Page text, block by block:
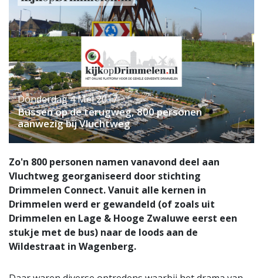
Donderdag 4 Mei 2017
Bussen op de terugweg, 800 personen
aanwezig bij Vluchtweg
Zo'n 800 personen namen vanavond deel aan
Vluchtweg georganiseerd door stichting
Drimmelen Connect. Vanuit alle kernen in
Drimmelen werd er gewandeld (of zoals uit
Drimmelen en Lage & Hooge Zwaluwe eerst een
stukje met de bus) naar de loods aan de
Wildestraat in Wagenberg.